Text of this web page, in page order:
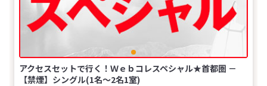
アクセスセットで行く！Ｗｅｂコレスペシャル★首都圏 －
【禁煙】シングル(1名～2名1室)